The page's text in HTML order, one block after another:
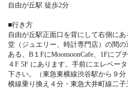
自由が丘駅 徒歩2分
■行き方
自由が丘駅正面口を背にして右側に
堂（ジュエリー、時計専門店）の間
ある、B１FにMoonsoonCafe、1Fにプ
４F 5F にあります。手前にエレベー
下さい。（東急東横線渋谷駅から９
横線乗り換え４分・東急大井町線二子